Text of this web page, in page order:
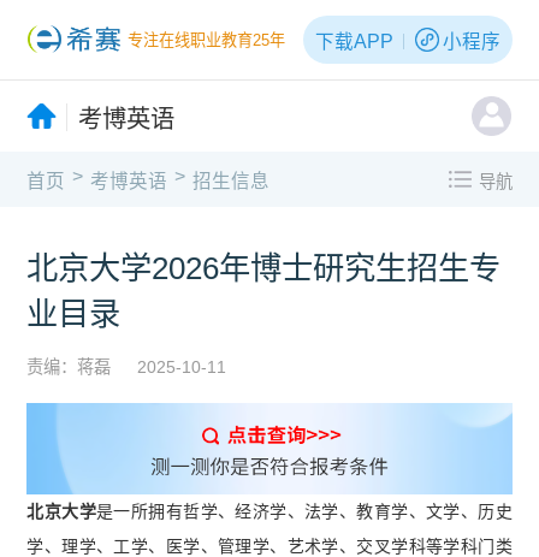
专注在线职业教育25年 下载APP 小程序
考博英语
首页 > 考博英语 > 招生信息 导航
北京大学2026年博士研究生招生专
业目录
责编：蒋磊 2025-10-11
北京大学是一所拥有哲学、经济学、法学、教育学、文学、历史
学、理学、工学、医学、管理学、艺术学、交叉学科等学科门类